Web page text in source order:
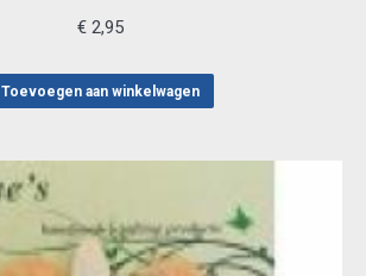
€2,95
Toevoegen aan winkelwagen